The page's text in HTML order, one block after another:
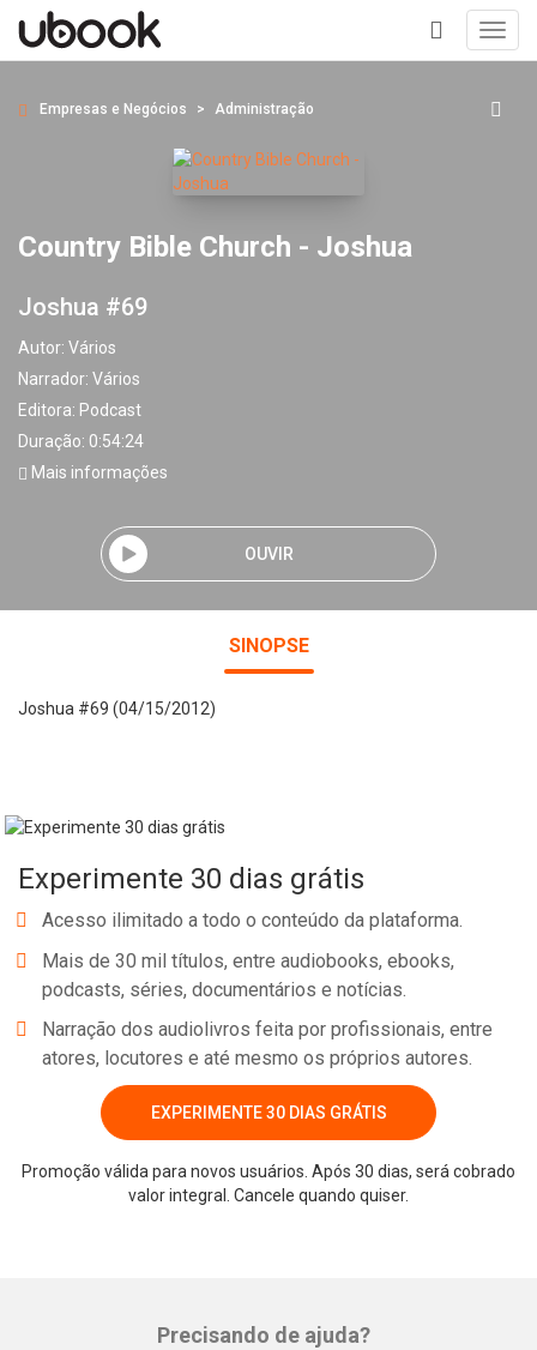
+
Empresas e Negócios Administração
Country Bible Church - Joshua
Joshua #69
Autor: Vários
Narrador: Vários
Editora: Podcast
Duração: 0:54:24
Mais informações
OUVIR
SINOPSE
Joshua #69 (04/15/2012)
Experimente 30 dias grátis
Acesso ilimitado a todo o conteúdo da plataforma.
Mais de 30 mil títulos, entre audiobooks, ebooks,
podcasts, séries, documentários e notícias.
Narração dos audiolivros feita por profissionais, entre
atores, locutores e até mesmo os próprios autores.
EXPERIMENTE 30 DIAS GRÁTIS
Promoção válida para novos usuários. Após 30 dias, será cobrado
valor integral. Cancele quando quiser.
Precisando de ajuda?